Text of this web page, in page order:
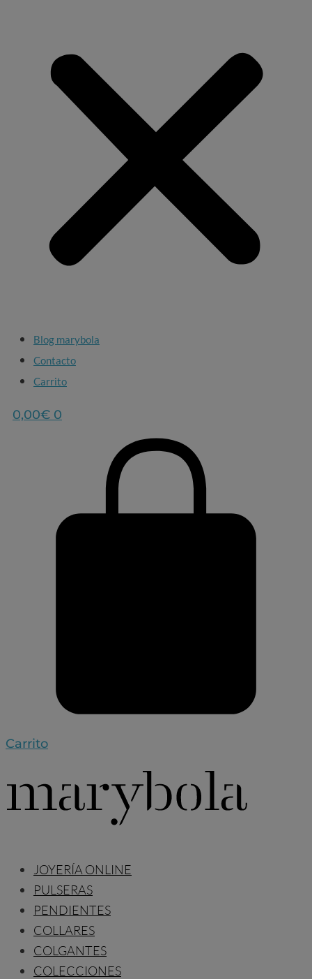
Blog marybola
Contacto
Carrito
0,00€ 0
Carrito
JOYERÍA ONLINE
PULSERAS
PENDIENTES
COLLARES
COLGANTES
COLECCIONES